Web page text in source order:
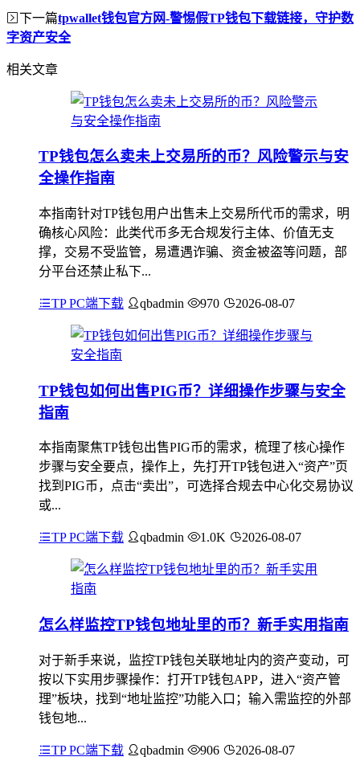
下一篇tpwallet钱包官方网-警惕假TP钱包下载链接，守护数
字资产安全
相关文章
TP钱包怎么卖未上交易所的币？风险警示与安
全操作指南
本指南针对TP钱包用户出售未上交易所代币的需求，明
确核心风险：此类代币多无合规发行主体、价值无支
撑，交易不受监管，易遭遇诈骗、资金被盗等问题，部
分平台还禁止私下...
TP PC端下载 qbadmin 970 2026-08-07
TP钱包如何出售PIG币？详细操作步骤与安全
指南
本指南聚焦TP钱包出售PIG币的需求，梳理了核心操作
步骤与安全要点，操作上，先打开TP钱包进入“资产”页
找到PIG币，点击“卖出”，可选择合规去中心化交易协议
或...
TP PC端下载 qbadmin 1.0K 2026-08-07
怎么样监控TP钱包地址里的币？新手实用指南
对于新手来说，监控TP钱包关联地址内的资产变动，可
按以下实用步骤操作：打开TP钱包APP，进入“资产管
理”板块，找到“地址监控”功能入口；输入需监控的外部
钱包地...
TP PC端下载 qbadmin 906 2026-08-07